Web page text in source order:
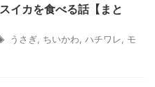
イカを食べる話【まと
うさぎ ちいかわ ハチワレ
モ